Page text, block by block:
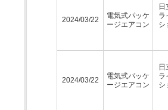
2024/03/22
電気式パッケ
ージエアコン
日
ラ
シ
2024/03/22
電気式パッケ
ージエアコン
日
ラ
シ